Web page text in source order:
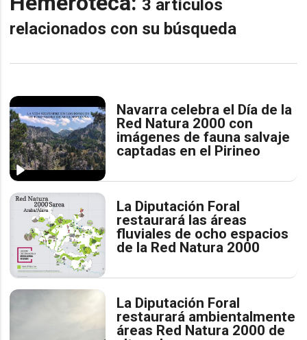
3 artículos
relacionados con su búsqueda
Navarra celebra el Día de la
Red Natura 2000 con
imágenes de fauna salvaje
captadas en el Pirineo
La Diputación Foral
restaurará las áreas
fluviales de ocho espacios
de la Red Natura 2000
La Diputación Foral
restaurará ambientalmente
áreas Red Natura 2000 de